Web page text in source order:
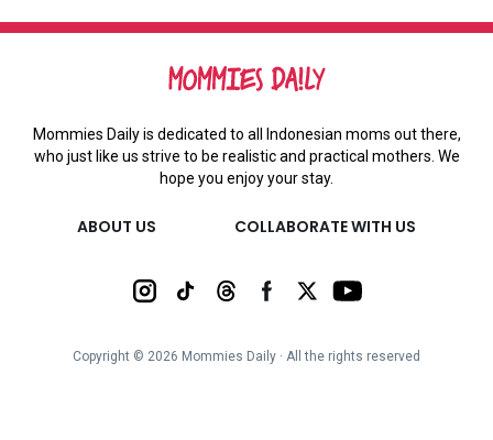
Mommies Daily is dedicated to all Indonesian moms out there,
who just like us strive to be realistic and practical mothers. We
hope you enjoy your stay.
ABOUT US COLLABORATE WITH US
Copyright © 2026 Mommies Daily ∙ All the rights reserved